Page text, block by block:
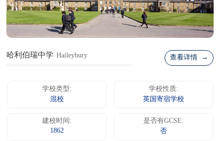
哈利伯瑞中学 Haileybury 查看详情 →
学校类型:
混校
学校性质:
英国寄宿学校
建校时间:
1862
是否有GCSE:
否